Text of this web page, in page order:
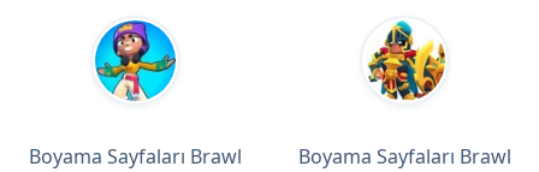
Boyama Sayfaları Brawl
Boyama Sayfaları Brawl